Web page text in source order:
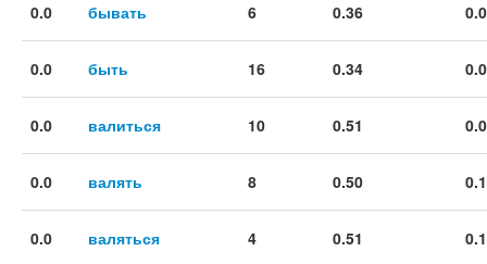
0.0 бывать 6 0.36
0.0 быть 16 0.34
0.0 валиться 10 0.51
0.0 валять 8 0.50
0.0 валяться 4 0.51